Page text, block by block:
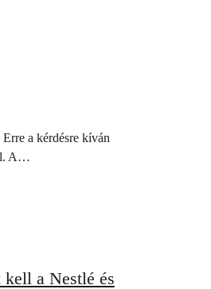
a kérdésre kíván
A…
a Nestlé és